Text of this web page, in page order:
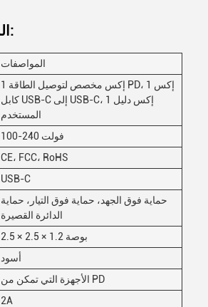
المعلمات التقنية:
المواصفات
1 إكس مخصص لتوصيل الطاقة PD، 1 إكس
كابل USB-C إلى USB-C، 1 إكس دليل
المستخدم
100-240 فولت
CE، FCC، RoHS
USB-C
حماية فوق الجهد، حماية فوق التيار، حماية
الدائرة القصيرة
2.5 × 2.5 × 1.2 بوصة
أسود
الأجهزة التي تمكن من PD
2A